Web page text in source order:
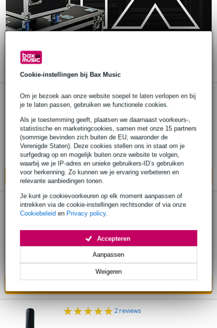
Cookie-instellingen bij Bax Music
Om je bezoek aan onze website soepel te laten verlopen en bij
je te laten passen, gebruiken we functionele cookies.
Als je toestemming geeft, plaatsen we daarnaast voorkeurs-,
statistische en marketingcookies, samen met onze 15 partners
(sommige bevinden zich buiten de EU, waaronder de
Verenigde Staten). Deze cookies stellen ons in staat om je
surfgedrag op en mogelijk buiten onze website te volgen,
waarbij we je IP-adres en unieke gebruikers-ID’s gebruiken
voor herkenning. Zo kunnen we je ervaring verbeteren en
relevante aanbiedingen tonen.
Je kunt je cookievoorkeuren op elk moment aanpassen of
intrekken via de cookie-instellingen rechtsonder of via onze
Cookiebeleid en Privacy policy.
Weigeren
Aanpassen
Accepteren
Ovation 8117-G ABS koffer voor Ovation
Adviesprijs € 173,- € 171,-
Op voorraad bij de leverancier
In mijn winkelwagen
Ovation softcase voor Ovation deep
contour, mid-depth, super shallow
Adviesprijs € 118,- € 99,-
Op voorraad bij de leverancier
2 reviews